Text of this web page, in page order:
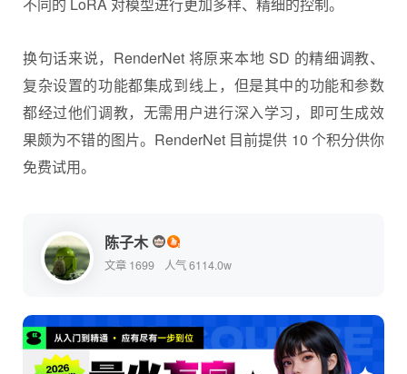
不同的 LoRA 对模型进行更加多样、精细的控制。
换句话来说，RenderNet 将原来本地 SD 的精细调教、
复杂设置的功能都集成到线上，但是其中的功能和参数
都经过他们调教，无需用户进行深入学习，即可生成效
果颇为不错的图片。RenderNet 目前提供 10 个积分供你
免费试用。
陈子木
文章 1699 人气 6114.0w